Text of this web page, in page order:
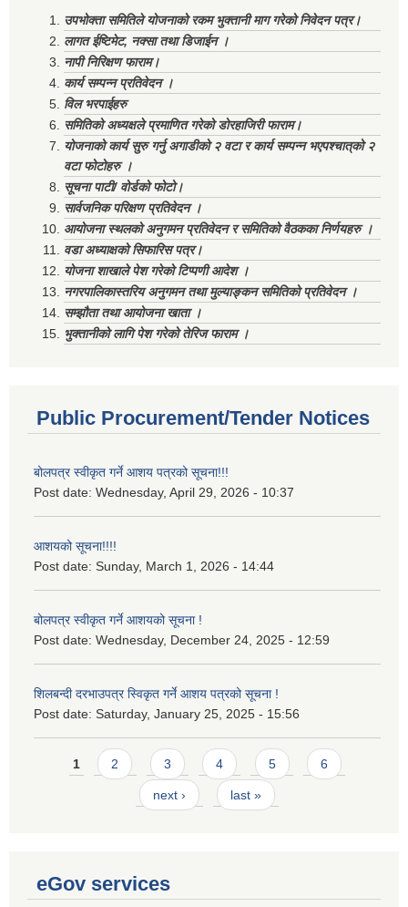
उपभोक्ता समितिले योजनाको रकम भुक्तानी माग गरेको निवेदन पत्र।
लागत ईष्टिमेट, नक्सा तथा डिजाईन ।
नापी निरिक्षण फाराम।
कार्य सम्पन्न प्रतिवेदन ।
विल भरपाईहरु
समितिको अध्यक्षले प्रमाणित गरेको डोरहाजिरी फाराम।
योजनाको कार्य सुरु गर्नु अगाडीको २ वटा र कार्य सम्पन्न भएपश्चात्‌को २
वटा फोटोहरु ।
सूचना पाटी/ वोर्डको फोटो।
सार्वजनिक परिक्षण प्रतिवेदन ।
आयोजना स्थलको अनुगमन प्रतिवेदन र समितिको वैठकका निर्णयहरु ।
वडा अध्याक्षको सिफारिस पत्र।
योजना शाखाले पेश गरेको टिप्पणी आदेश ।
नगरपालिकास्तरिय अनुगमन तथा मुल्याङ्कन समितिको प्रतिवेदन ।
सम्झौता तथा आयोजना खाता ।
भुक्तानीको लागि पेश गरेको तेरिज फाराम ।
Public Procurement/Tender Notices
बोलपत्र स्वीकृत गर्ने आशय पत्रको सूचना!!!
Post date: Wednesday, April 29, 2026 - 10:37
आशयको सूचना!!!!
Post date: Sunday, March 1, 2026 - 14:44
बोलपत्र स्वीकृत गर्ने आशयको सूचना !
Post date: Wednesday, December 24, 2025 - 12:59
शिलबन्दी दरभाउपत्र स्विकृत गर्ने आशय पत्रको सूचना !
Post date: Saturday, January 25, 2025 - 15:56
Pages
1 2 3 4 5 6
next › last »
eGov services